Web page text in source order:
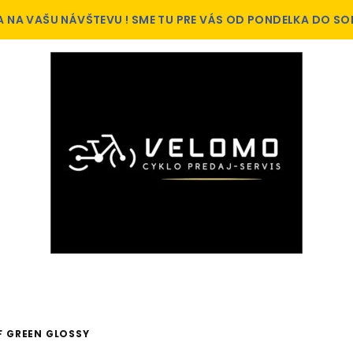
NA VAŠU NÁVŠTEVU ! SME TU PRE VÁS OD PONDELKA DO
GREEN GLOSSY